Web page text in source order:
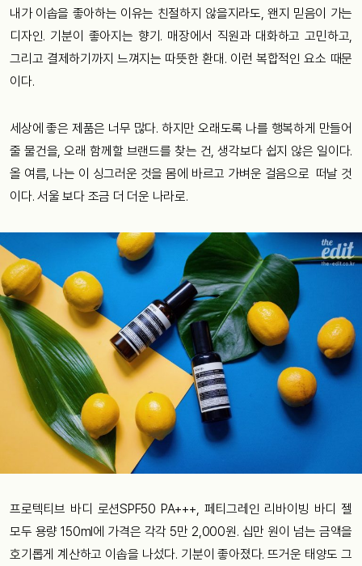
내가 이솝을 좋아하는 이유는 친절하지 않을지라도, 왠지 믿음이 가는
디자인. 기분이 좋아지는 향기. 매장에서 직원과 대화하고 고민하고,
그리고 결제하기까지 느껴지는 따뜻한 환대. 이런 복합적인 요소 때문
이다.
세상에 좋은 제품은 너무 많다. 하지만 오래도록 나를 행복하게 만들어
줄 물건을, 오래 함께할 브랜드를 찾는 건, 생각보다 쉽지 않은 일이다.
올 여름, 나는 이 싱그러운 것을 몸에 바르고 가벼운 걸음으로 떠날 것
이다. 서울 보다 조금 더 더운 나라로.
프로텍티브 바디 로션SPF50 PA+++, 페티그레인 리바이빙 바디 젤
모두 용량 150ml에 가격은 각각 5만 2,000원. 십만 원이 넘는 금액을
호기롭게 계산하고 이솝을 나섰다. 기분이 좋아졌다. 뜨거운 태양도 그